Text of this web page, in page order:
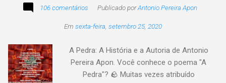
imagem postada a cada quinzena. Acima, a
participação na segunda edição dessa
encantando . Segue a sós o caminhante,
itinerante pensador, sob o céu, sobre o
caminho, toca a vida a caminhar. Vem de
106 comentários Publicado porAntonio Pereira Apon
Em sexta-feira, setembro 25, 2020
A Pedra: A História e a Autoria de Antonio
Pereira Apon. Você conhece o poema "A
Pedra"? 🪨 Muitas vezes atribuído